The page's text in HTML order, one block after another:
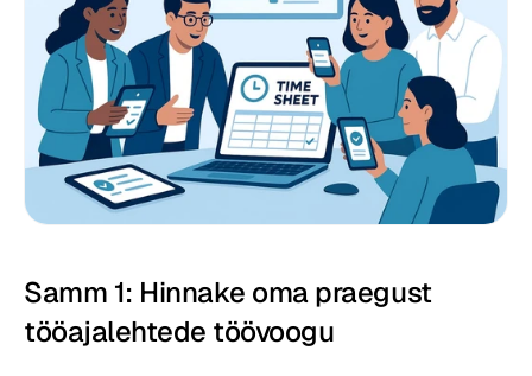
Samm 1: Hinnake oma praegust
tööajalehtede töövoogu